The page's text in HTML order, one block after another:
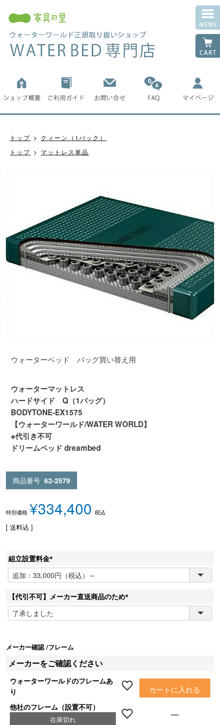
トップ
クィーン（1バック）
トップ
マットレス単品
ウォーターベッド バッグ買い替え用
ウォーターマットレス
ハードサイド Q（1バッグ）
BODYTONE-EX1575
【ウォーターワールド/WATER WORLD】
※代引き不可
ドリームベッド dreambed
商品番号 62-2579
特別価格 ¥334,400 税込
送料込
組立設置料金
(
必
須
)
【代引不可】メーカー直送商品のため
(
必
メーカー確認 フレーム
メーカーをご確認ください
ウォーターワールドのフレームあ
り
カートに入れる
他社のフレーム（設置不可）
在庫切れ —